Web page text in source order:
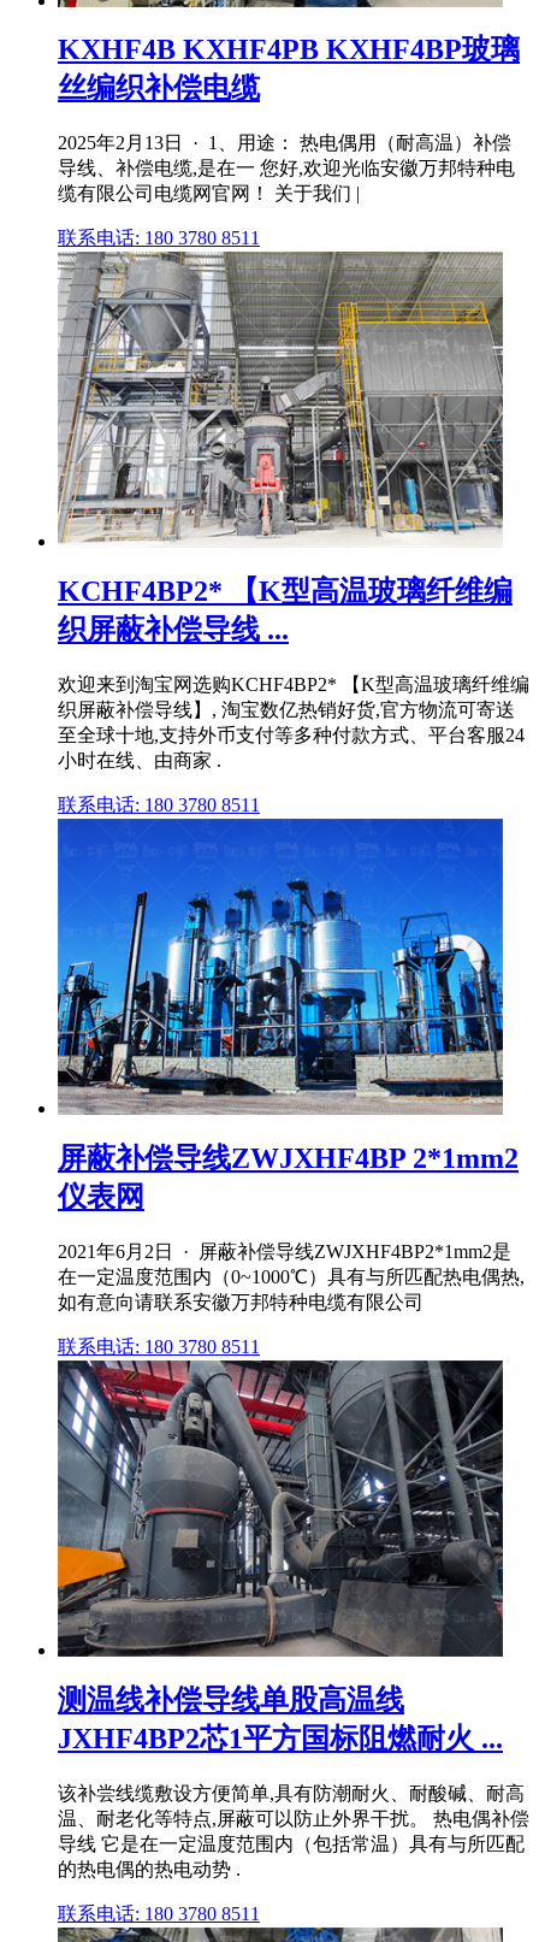
KXHF4B KXHF4PB KXHF4BP玻璃
丝编织补偿电缆
2025年2月13日 · 1、用途： 热电偶用（耐高温）补偿
导线、补偿电缆,是在一 您好,欢迎光临安徽万邦特种电
缆有限公司电缆网官网！ 关于我们 |
联系电话: 180 3780 8511
KCHF4BP2* 【K型高温玻璃纤维编
织屏蔽补偿导线 ...
欢迎来到淘宝网选购KCHF4BP2* 【K型高温玻璃纤维编
织屏蔽补偿导线】, 淘宝数亿热销好货,官方物流可寄送
至全球十地,支持外币支付等多种付款方式、平台客服24
小时在线、由商家 .
联系电话: 180 3780 8511
屏蔽补偿导线ZWJXHF4BP 2*1mm2
仪表网
2021年6月2日 · 屏蔽补偿导线ZWJXHF4BP2*1mm2是
在一定温度范围内（0~1000℃）具有与所匹配热电偶热,
如有意向请联系安徽万邦特种电缆有限公司
联系电话: 180 3780 8511
测温线补偿导线单股高温线
JXHF4BP2芯1平方国标阻燃耐火 ...
该补尝线缆敷设方便简单,具有防潮耐火、耐酸碱、耐高
温、耐老化等特点,屏蔽可以防止外界干扰。 热电偶补偿
导线 它是在一定温度范围内（包括常温）具有与所匹配
的热电偶的热电动势 .
联系电话: 180 3780 8511